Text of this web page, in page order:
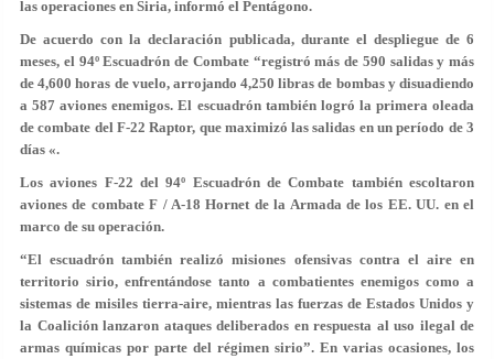
las operaciones en Siria, informó el Pentágono.
De acuerdo con la declaración publicada, durante el despliegue de 6
meses, el 94º Escuadrón de Combate “registró más de 590 salidas y más
de 4,600 horas de vuelo, arrojando 4,250 libras de bombas y disuadiendo
a 587 aviones enemigos. El escuadrón también logró la primera oleada
de combate del F-22 Raptor, que maximizó las salidas en un período de 3
días «.
Los aviones F-22 del 94º Escuadrón de Combate también escoltaron
aviones de combate F / A-18 Hornet de la Armada de los EE. UU. en el
marco de su operación.
“El escuadrón también realizó misiones ofensivas contra el aire en
territorio sirio, enfrentándose tanto a combatientes enemigos como a
sistemas de misiles tierra-aire, mientras las fuerzas de Estados Unidos y
la Coalición lanzaron ataques deliberados en respuesta al uso ilegal de
armas químicas por parte del régimen sirio”. En varias ocasiones, los